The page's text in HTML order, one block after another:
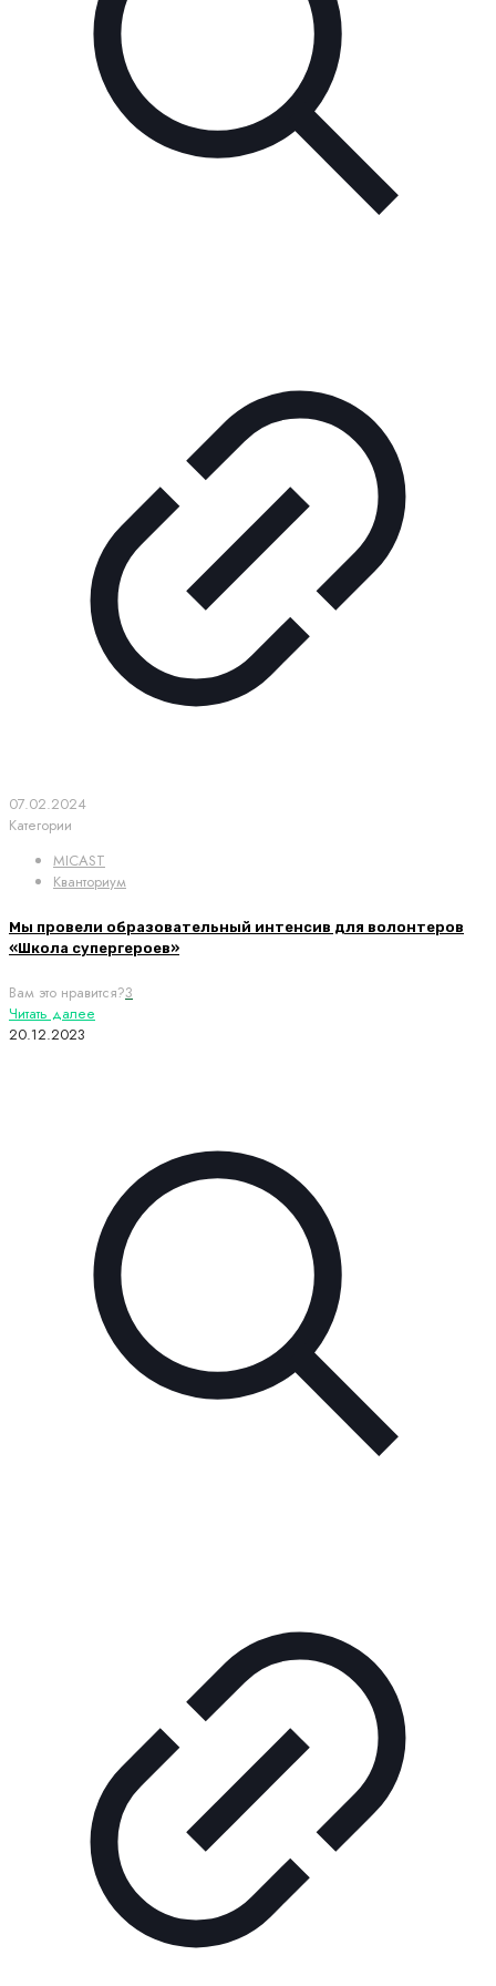
07.02.2024
Категории
MICAST
Кванториум
Мы провели образовательный интенсив для волонтеров
«Школа супергероев»
Вам это нравится?3
Читать далее
20.12.2023